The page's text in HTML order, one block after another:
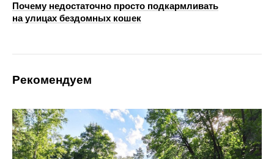
Почему недостаточно просто подкармливать
на улицах бездомных кошек
Рекомендуем